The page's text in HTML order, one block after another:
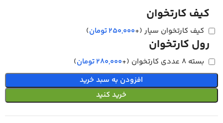
کیف کارتخوان
کیف کارتخوان سیار (+
250,000تومان)
رول کارتخوان
بسته 8 عددی کارتخوان (+
280,000تومان)
افزودن به سبد خرید
خرید کنید